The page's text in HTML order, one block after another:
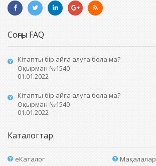
Соңғы FAQ
Кітапты бір айға алуға бола ма?
Оқырман №1540
01.01.2022
Кітапты бір айға алуға бола ма?
Оқырман №1540
01.01.2022
Каталогтар
еКаталог Мақалалар